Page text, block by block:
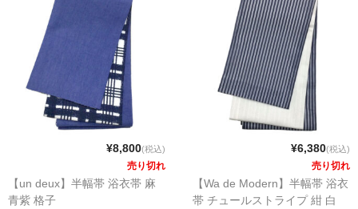
¥8,800(税込)
売り切れ
【un deux】半幅帯 浴衣帯 麻
青紫 格子
¥6,380(税込)
売り切れ
【Wa de Modern】半幅帯 浴衣
帯 チュールストライプ 紺 白